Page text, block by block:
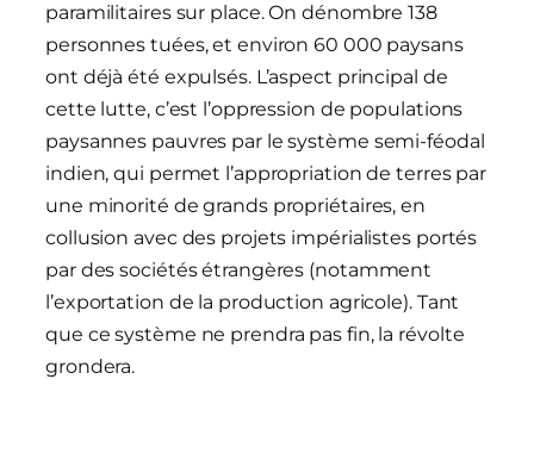
paramilitaires sur place. On dénombre 138
personnes tuées, et environ 60 000 paysans
ont déjà été expulsés. L’aspect principal de
cette lutte, c’est l’oppression de populations
paysannes pauvres par le système semi-féodal
indien, qui permet l’appropriation de terres par
une minorité de grands propriétaires, en
collusion avec des projets impérialistes portés
par des sociétés étrangères (notamment
l’exportation de la production agricole). Tant
que ce système ne prendra pas fin, la révolte
grondera.